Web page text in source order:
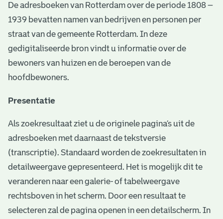
De adresboeken van Rotterdam over de periode 1808 –
1939 bevatten namen van bedrijven en personen per
straat van de gemeente Rotterdam. In deze
gedigitaliseerde bron vindt u informatie over de
bewoners van huizen en de beroepen van de
hoofdbewoners.
Presentatie
Als zoekresultaat ziet u de originele pagina’s uit de
adresboeken met daarnaast de tekstversie
(transcriptie). Standaard worden de zoekresultaten in
detailweergave gepresenteerd. Het is mogelijk dit te
veranderen naar een galerie- of tabelweergave
rechtsboven in het scherm. Door een resultaat te
selecteren zal de pagina openen in een detailscherm. In